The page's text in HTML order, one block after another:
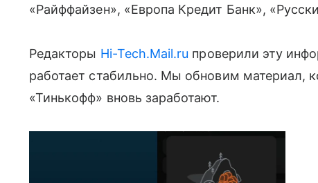
«Райффайзен», «Европа Кредит Банк»,
Редакторы Hi-Tech.Mail.ru проверили эту
работает стабильно. Мы обновим материал,
«Тинькофф» вновь заработают.